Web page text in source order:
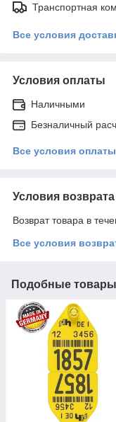
Транспортная
Все условия
Условия оплаты
Наличными
Безналичный
Все условия оплаты
Условия возврата
Возврат товара в
Все условия
Подобные